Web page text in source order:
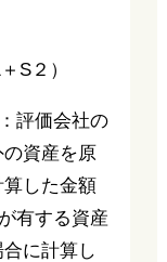
S２）
評価会社の
資産を原
した金額
有する資産
に計算し